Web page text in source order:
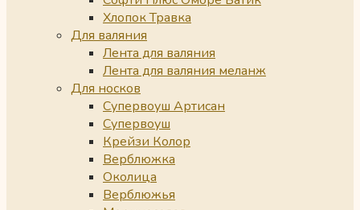
Хлопок Травка
Для валяния
Лента для валяния
Лента для валяния меланж
Для носков
Супервоуш Артисан
Супервоуш
Крейзи Колор
Верблюжка
Околица
Верблюжья